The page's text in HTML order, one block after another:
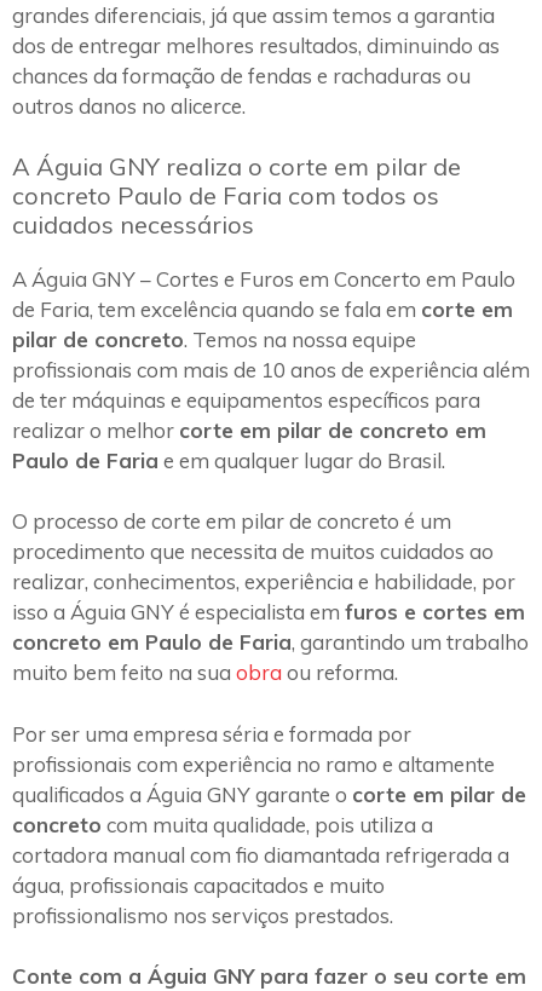
grandes diferenciais, já que assim temos a garantia
dos de entregar melhores resultados, diminuindo as
chances da formação de fendas e rachaduras ou
outros danos no alicerce.
A Águia GNY realiza o corte em pilar de
concreto Paulo de Faria com todos os
cuidados necessários
A Águia GNY – Cortes e Furos em Concerto em Paulo
de Faria, tem excelência quando se fala em corte em
pilar de concreto. Temos na nossa equipe
profissionais com mais de 10 anos de experiência além
de ter máquinas e equipamentos específicos para
realizar o melhor corte em pilar de concreto em
Paulo de Faria e em qualquer lugar do Brasil.
O processo de corte em pilar de concreto é um
procedimento que necessita de muitos cuidados ao
realizar, conhecimentos, experiência e habilidade, por
isso a Águia GNY é especialista em furos e cortes em
concreto em Paulo de Faria, garantindo um trabalho
muito bem feito na sua obra ou reforma.
Por ser uma empresa séria e formada por
profissionais com experiência no ramo e altamente
qualificados a Águia GNY garante o corte em pilar de
concreto com muita qualidade, pois utiliza a
cortadora manual com fio diamantada refrigerada a
água, profissionais capacitados e muito
profissionalismo nos serviços prestados.
Conte com a Águia GNY para fazer o seu corte em